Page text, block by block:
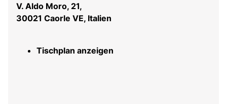
V. Aldo Moro, 21,
30021 Caorle VE, Italien
Tischplan anzeigen